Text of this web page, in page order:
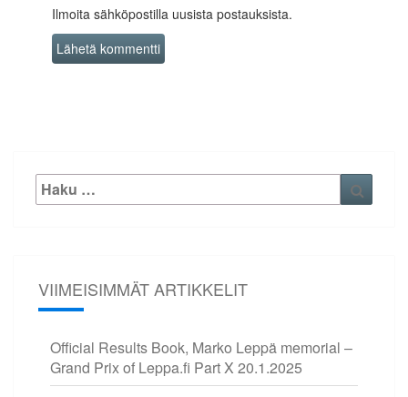
Ilmoita sähköpostilla uusista postauksista.
Etsi: Haku
VIIMEISIMMÄT ARTIKKELIT
Official Results Book, Marko Leppä memorial –
Grand Prix of Leppa.fi Part X 20.1.2025